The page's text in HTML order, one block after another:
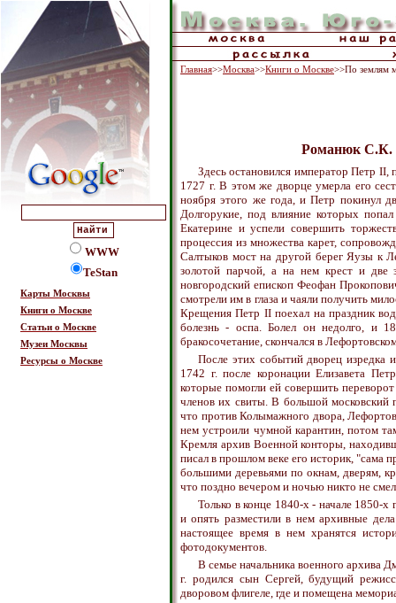
WWW
TeStan
Карты Москвы
Книги о Москве
Статьи о Москве
Музеи Москвы
Ресурсы о Москве
Главная>>Москва>>Книги о Москве>>По землям
Романюк С.К.
Здесь остановился император Петр
1727 г. В этом же дворце умерла его
ноября этого же года, и Петр покинул
Долгорукие, под влияние которых
Екатерине и успели совершить
процессия из множества карет,
Салтыков мост на другой берег Яузы к
золотой парчой, а на нем крест и две
новгородский епископ Феофан
смотрели им в глаза и чаяли получить
Крещения Петр II поехал на праздник
болезнь - оспа. Болел он недолго, и
бракосочетание, скончался в
После этих событий дворец изредка
1742 г. после коронации Елизавета
которые помогли ей совершить
членов их свиты. В большой
что против Колымажного двора,
нем устроили чумной карантин, потом
Кремля архив Военной конторы,
писал в прошлом веке его историк, "сама
большими деревьями по окнам, дверям,
что поздно вечером и ночью никто не
Только в конце 1840-х - начале 1850-х
и опять разместили в нем архивные
настоящее время в нем хранятся
фотодокументов.
В семье начальника военного архива
г. родился сын Сергей, будущий
дворовом флигеле, где и помещена